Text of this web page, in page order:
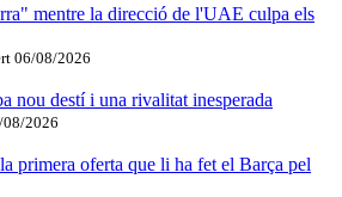
mentre la direcció de l'UAE culpa els
06/08/2026
nou destí i una rivalitat inesperada
08/2026
primera oferta que li ha fet el Barça pel